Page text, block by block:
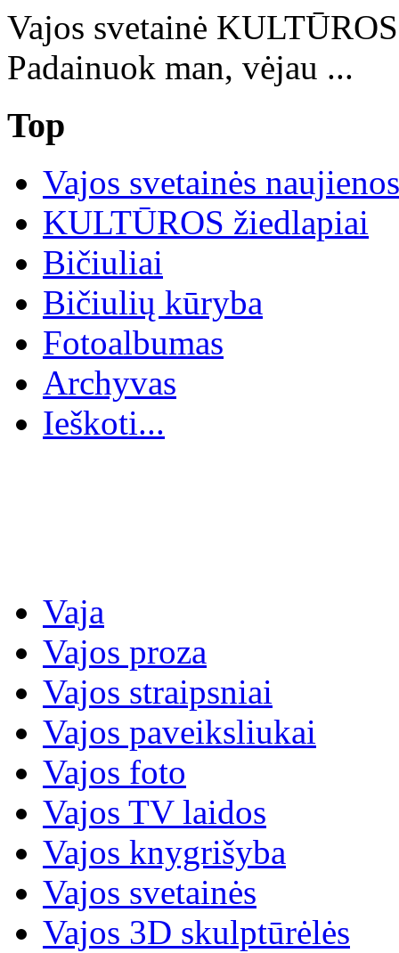
Vajos svetainė
Padainuok man, vėjau ...
Top
Vajos svetainės naujienos
KULTŪROS žiedlapiai
Bičiuliai
Bičiulių kūryba
Fotoalbumas
Archyvas
Ieškoti...
Vaja
Vajos proza
Vajos straipsniai
Vajos paveiksliukai
Vajos foto
Vajos TV laidos
Vajos knygrišyba
Vajos svetainės
Vajos 3D skulptūrėlės